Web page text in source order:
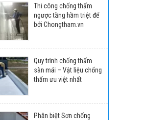
Thi công chống thấm
ngược tầng hầm triệt để
bởi Chongtham.vn
Quy trình chống thấm
sàn mái – Vật liệu chống
thấm ưu việt nhất
Phân biệt Sơn chống